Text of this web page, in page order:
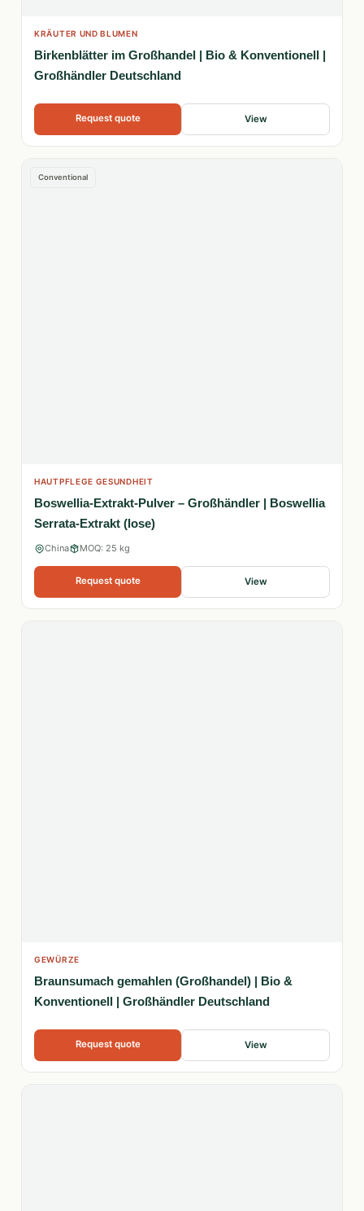
KRÄUTER UND BLUMEN
Birkenblätter im Großhandel | Bio & Konventionell |
Großhändler Deutschland
Request quote View
Conventional
HAUTPFLEGE GESUNDHEIT
Boswellia-Extrakt-Pulver – Großhändler | Boswellia
Serrata-Extrakt (lose)
China MOQ: 25 kg
Request quote View
GEWÜRZE
Braunsumach gemahlen (Großhandel) | Bio &
Konventionell | Großhändler Deutschland
Request quote View